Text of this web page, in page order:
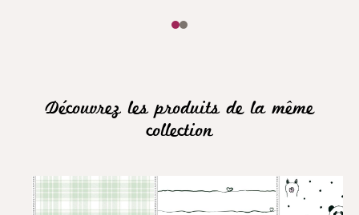
Découvrez les produits de la même
collection